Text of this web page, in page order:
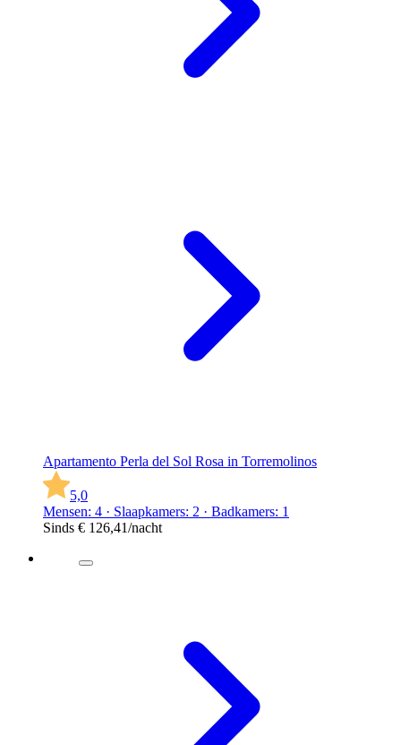
Apartamento Perla del Sol Rosa in Torremolinos
5,0
Mensen: 4 · Slaapkamers: 2 · Badkamers: 1
Sinds € 126,41/nacht